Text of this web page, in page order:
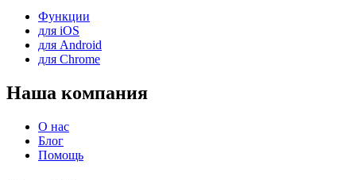
Функции
для iOS
для Android
для Chrome
Наша компания
О нас
Блог
Помощь